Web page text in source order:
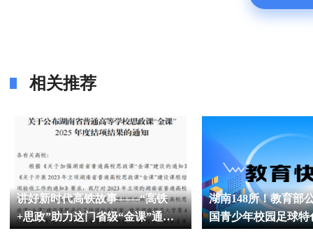
相关推荐
讲好新时代高铁故事——“高铁
+思政”助力这门省级“金课”通过
湖南148所！教育部
国青少年校园足球特